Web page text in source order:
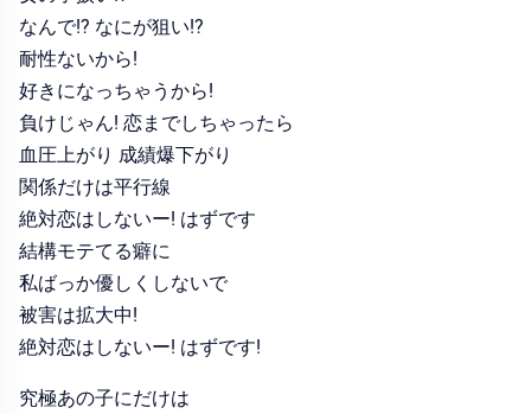
なんで!? なにが狙い!?
耐性ないから!
好きになっちゃうから!
負けじゃん! 恋までしちゃったら
血圧上がり 成績爆下がり
関係だけは平行線
絶対恋はしないー! はずです
結構モテてる癖に
私ばっか優しくしないで
被害は拡大中!
絶対恋はしないー! はずです!
究極あの子にだけは